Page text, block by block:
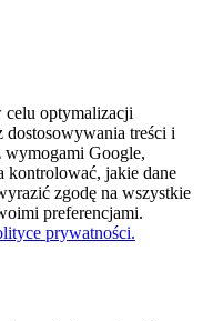
celu optymalizacji
dostosowywania treści i
Google,
kontrolować, jakie dane
zgodę na wszystkie
preferencjami.
prywatności.